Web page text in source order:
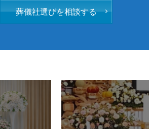
葬儀社選びを相談する